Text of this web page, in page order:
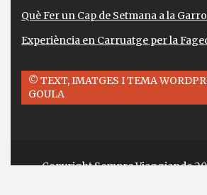
Què Fer un Cap de Setmana a la
Experiència en Carruatge per la
© TEXT, IMATGES I TEMA
GOULA
Copyright Sempre Viaggiando